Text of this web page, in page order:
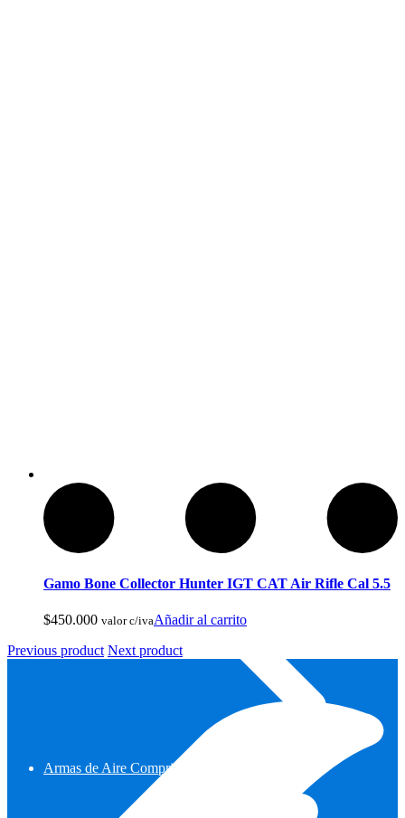
Armas de Aire Comprimido
Gamo Bone Collector Hunter IGT CAT Air Rifle Cal 5.5
$450.000 valor c/ivaAñadir al carrito
Previous product Next product